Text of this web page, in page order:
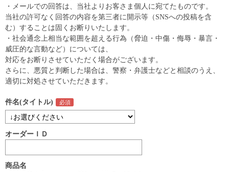
・メールでの回答は、当社よりお客さま個人に宛てたものです。
当社の許可なく回答の内容を第三者に開示等（SNSへの投稿を含
む）することは固くお断りいたします。
・社会通念上相当な範囲を超える行為（脅迫・中傷・侮辱・暴言・
威圧的な言動など）については、
対応をお断りさせていただく場合がございます。
さらに、悪質と判断した場合は、警察・弁護士などと相談のうえ、
適切に対処させていただきます。
件名(タイトル)
オーダーＩＤ
商品名